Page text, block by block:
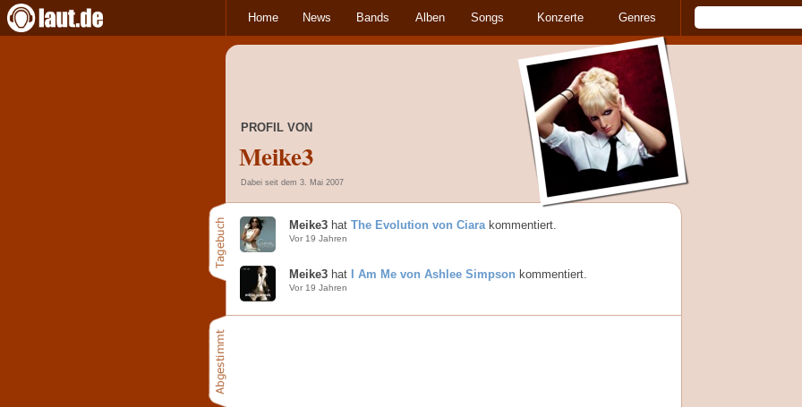
Home News Bands Alben Songs Konzerte Genres
PROFIL VON
Meike3
Dabei seit dem 3. Mai 2007
Meike3 hat The Evolution von Ciarakommentiert.
Vor 19 Jahren
Meike3 hat I Am Me von Ashlee Simpson kommentiert.
Vor 19 Jahren